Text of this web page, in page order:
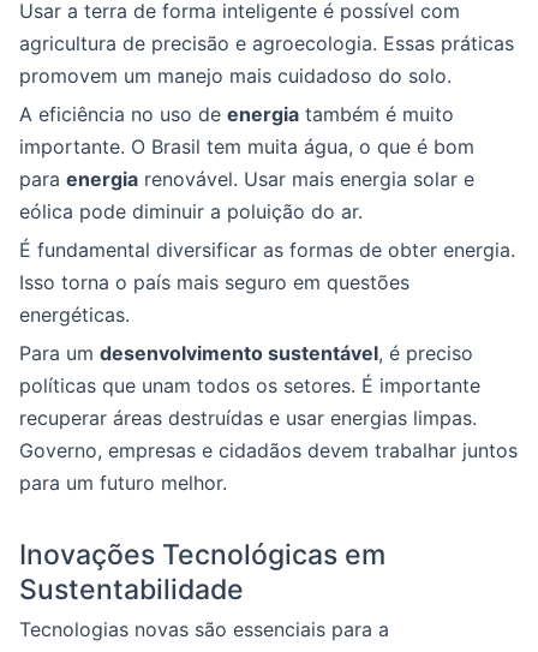
Usar a terra de forma inteligente é possível com
agricultura de precisão e agroecologia. Essas práticas
promovem um manejo mais cuidadoso do solo.
A eficiência no uso de energia também é muito
importante. O Brasil tem muita água, o que é bom
para energia renovável. Usar mais energia solar e
eólica pode diminuir a poluição do ar.
É fundamental diversificar as formas de obter energia.
Isso torna o país mais seguro em questões
energéticas.
Para um desenvolvimento sustentável, é preciso
políticas que unam todos os setores. É importante
recuperar áreas destruídas e usar energias limpas.
Governo, empresas e cidadãos devem trabalhar juntos
para um futuro melhor.
Inovações Tecnológicas em
Sustentabilidade
Tecnologias novas são essenciais para a